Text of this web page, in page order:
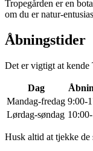
Tropegården er en
om du er natur-
Åbningstider
Det er vigtigt at kende
Dag
Mandag-fredag 9:00-
Lørdag-søndag
Husk altid at tjekke de